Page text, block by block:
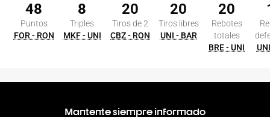
48
Puntos
FOR - RON
8
Triples
MKF - UNI
20
Tiros de 2
CBZ - RON
20
Tiros libres
UNI - BAR
20
Rebotes
totales
BRE - UNI
Mantente siempre informado